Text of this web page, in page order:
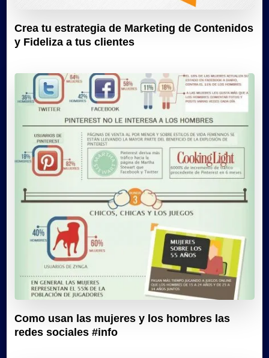
Crea tu estrategia de Marketing de Contenidos
y Fideliza a tus clientes
Como usan las mujeres y los hombres las
redes sociales #info